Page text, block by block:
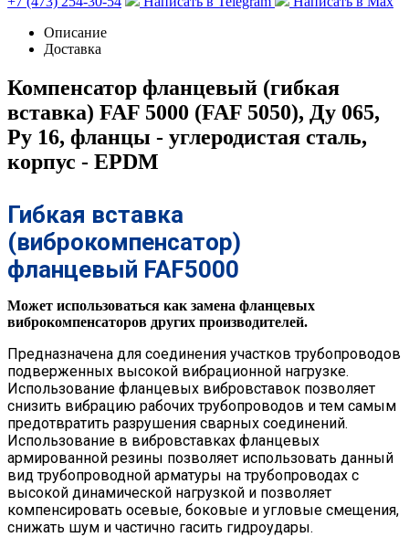
Описание
Доставка
Компенсатор фланцевый (гибкая
вставка) FAF 5000 (FAF 5050), Ду 065,
Ру 16, фланцы - углеродистая сталь,
корпус - EPDM
Гибкая вставка
(виброкомпенсатор)
фланцевый FAF5000
Может использоваться как замена фланцевых
виброкомпенсаторов других производителей.
Предназначена для соединения участков трубопроводов
подверженных высокой вибрационной нагрузке.
Использование фланцевых вибровставок позволяет
снизить вибрацию рабочих трубопроводов и тем самым
предотвратить разрушения сварных соединений.
Использование в вибровставках фланцевых
армированной резины позволяет использовать данный
вид трубопроводной арматуры на трубопроводах с
высокой динамической нагрузкой и позволяет
компенсировать осевые, боковые и угловые смещения,
снижать шум и частично гасить гидроудары.